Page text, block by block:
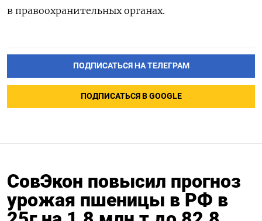
в правоохранительных органах.
ПОДПИСАТЬСЯ НА ТЕЛЕГРАМ
ПОДПИСАТЬСЯ В GOOGLE
СовЭкон повысил прогноз
урожая пшеницы в РФ в